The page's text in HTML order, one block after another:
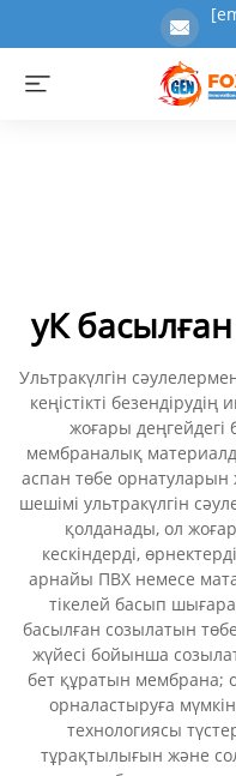
уК
Ультракүлгін
кеңістікті
жоғары деңгейдегі
мембраналық
аспан төбе
шешімі ультракүлгін
қолданады, ол
кескіндерді,
арнайы ПВХ немесе
тікелей басып
басылған созылатын
жүйесі бойынша
бет құратын мембрана;
орналастыруға
технологиясы
тұрақтылығын және